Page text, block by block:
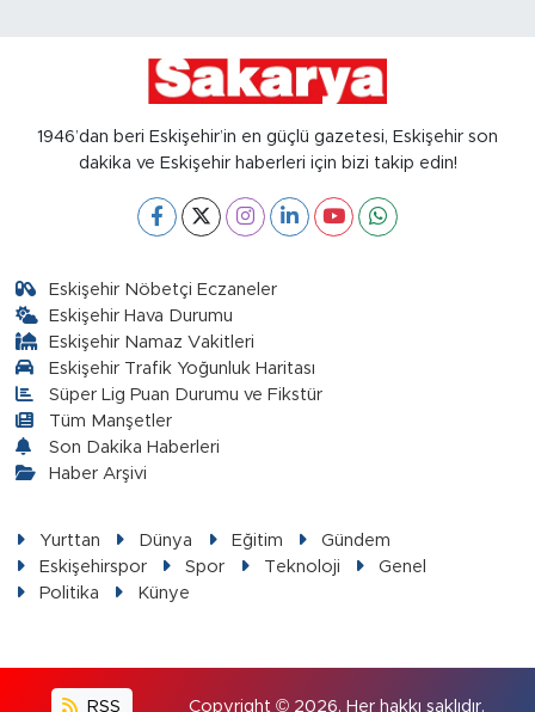
1946’dan beri Eskişehir’in en güçlü gazetesi, Eskişehir son
dakika ve Eskişehir haberleri için bizi takip edin!
Eskişehir Nöbetçi Eczaneler
Eskişehir Hava Durumu
Eskişehir Namaz Vakitleri
Eskişehir Trafik Yoğunluk Haritası
Süper Lig Puan Durumu ve Fikstür
Tüm Manşetler
Son Dakika Haberleri
Haber Arşivi
Yurttan Dünya Eğitim
Gündem
Eskişehirspor
Spor Teknoloji
Genel
Politika
Künye
RSS Copyright © 2026. Her hakkı saklıdır.